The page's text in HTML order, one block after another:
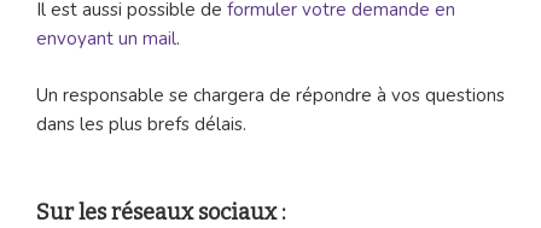
Il est aussi possible de formuler votre demande en
envoyant un mail.
Un responsable se chargera de répondre à vos questions
dans les plus brefs délais.
Sur les réseaux sociaux :